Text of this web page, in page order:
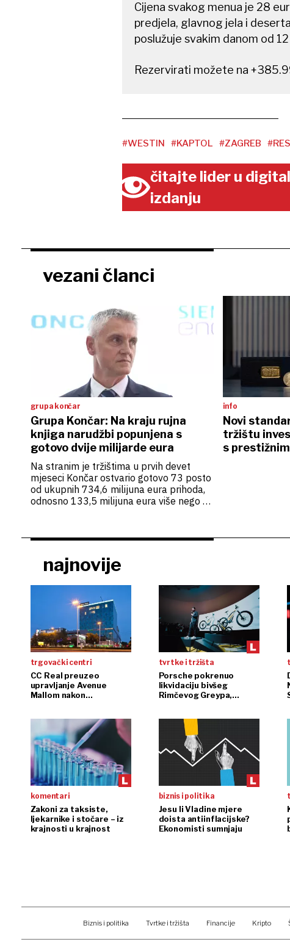
Cijena svakog menua je 28
predjela, glavnog jela i
poslužuje svakim danom od
Rezervirati možete na
#WESTIN #KAPTOL #ZAGREB
čitajte lider u
izdanju
vezani članci
grupa končar
Grupa Končar: Na kraju rujna
knjiga narudžbi popunjena s
gotovo dvije milijarde eura
Na stranim je tržištima u prvih devet
mjeseci Končar ostvario gotovo 73 posto
od ukupnih 734,6 milijuna eura prihoda,
odnosno 133,5 milijuna eura više nego u
info
Novi
tržištu
s
najnovije
trgovački centri
CC Real preuzeo
upravljanje Avenue
Mallom nakon
tvrtke i tržišta
Porsche pokrenuo
likvidaciju bivšeg
Rimčevog Greypa,
komentari
Zakoni za taksiste,
ljekarnike i stočare – iz
krajnosti u krajnost
biznis i politika
Jesu li Vladine mjere
doista antiinflacijske?
Ekonomisti sumnjaju
Biznis i politika Tvrtke i tržišta Financije Kripto